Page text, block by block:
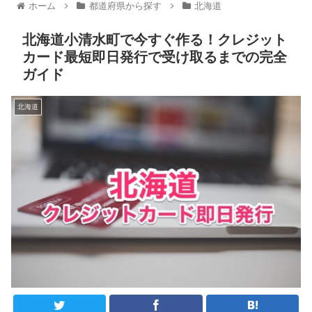
ホーム 都道府県から探す 北海道
北海道小清水町で今すぐ作る！クレジット
カード最短即日発行で受け取るまでの完全
ガイド
北海道